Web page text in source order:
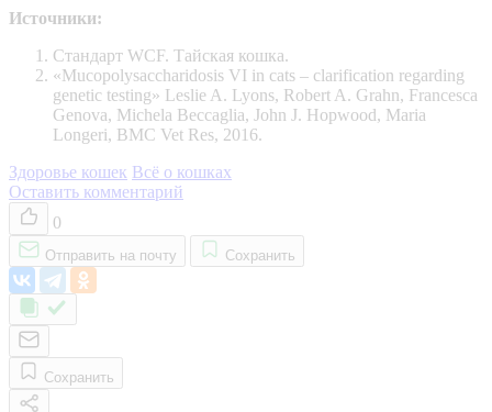
Источники:
Стандарт WCF. Тайская кошка.
«Mucopolysaccharidosis VI in cats – clarification regarding
genetic testing» Leslie A. Lyons, Robert A. Grahn, Francesca
Genova, Michela Beccaglia, John J. Hopwood, Maria
Longeri, BMC Vet Res, 2016.
Здоровье кошек Всё о кошках
Оставить комментарий
0
Отправить на почту Сохранить
Сохранить